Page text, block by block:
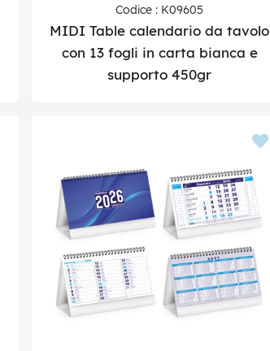
Codice : K09605
MIDI Table calendario da tavolo
con 13 fogli in carta bianca e
supporto 450gr